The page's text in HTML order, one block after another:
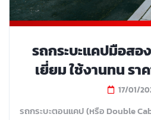
รถกระบะแคปมือสอ
เยี่ยม ใช้งานทน รา
17/01/
รถกระบะตอนแคป (หรือ Double